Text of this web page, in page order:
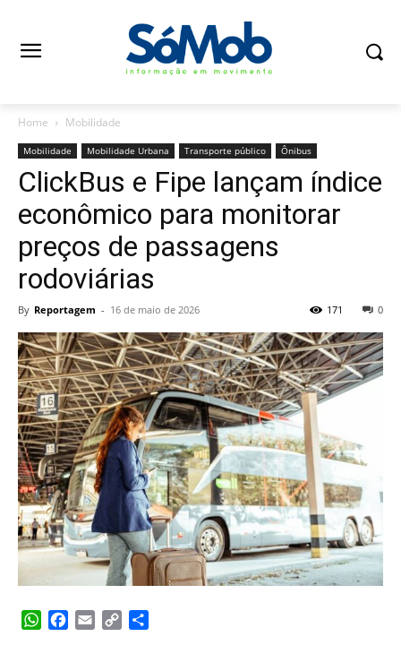
Home Mobilidade
Mobilidade Mobilidade Urbana Transporte público Ônibus
ClickBus e Fipe lançam índice
econômico para monitorar
preços de passagens
rodoviárias
By Reportagem - 16 de maio de 2026 0
171
WhatsApp
Facebook
Email Copy